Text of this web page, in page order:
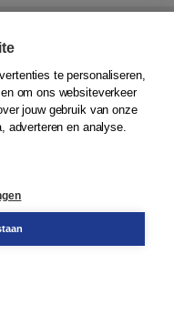
te personaliseren,
om ons websiteverkeer
jouw gebruik van onze
adverteren en analyse.